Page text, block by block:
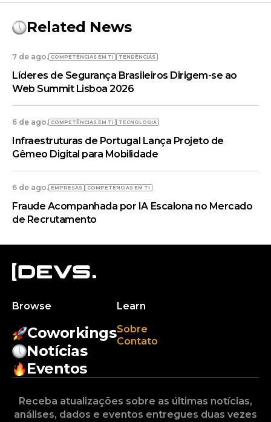
Related News
7 de ago. COMPETÊNCIAS EM TI TENDÊNCIAS
Líderes de Segurança Brasileiros Dirigem-se ao
Web Summit Lisboa 2026
6 de ago. COMPETÊNCIAS EM TI TECNOLOGIA
Infraestruturas de Portugal Lança Projeto de
Gêmeo Digital para Mobilidade
6 de ago. EMPRESAS COMPETÊNCIAS EM TI
Fraude Acompanhada por IA Escalona no Mercado
de Recrutamento
Browse
Coworkings
Notícias
Eventos
Learn
Sobre
Contato
Receba atualizações sobre as últimas notícias,
análises, dados e eventos entregues duas vezes